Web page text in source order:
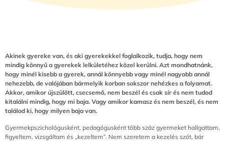
Akinek gyereke van, és aki gyerekekkel foglalkozik, tudja, hogy nem
mindig könnyű a gyerekek lelkületéhez közel kerülni. Azt mondhatnánk,
hogy minél kisebb a gyerek, annál könnyebb vagy minél nagyobb annál
nehezebb, de valójában bármelyik korban sokszor nehézkes a folyamat.
Akkor, amikor újszülött, csecsemő, nem beszél és csak sír és nem tudod
kitalálni mindig, hogy mi baja. Vagy amikor kamasz és nem beszél, és nem
találod ki, hogy milyen baja van.
Gyermekpszichológusként, pedagógusként több száz gyermeket hallgattam,
figyeltem, vizsgáltam és „kezeltem”. Nem szeretem a kezelés szót, bár